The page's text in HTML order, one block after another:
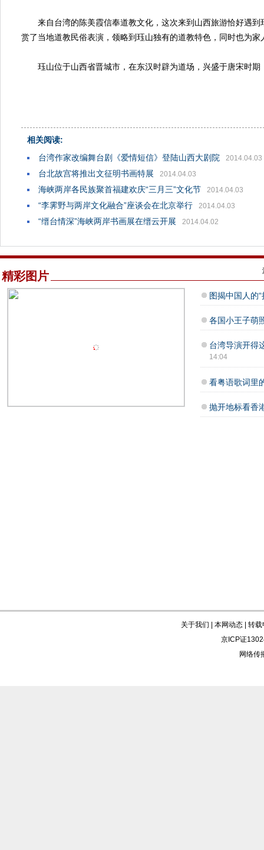
来自台湾的陈美霞信奉道教文化，这次来到山西旅游恰好遇到
赏了当地道教民俗表演，领略到珏山独有的道教特色，同时也为
珏山位于山西省晋城市，在东汉时辟为道场，兴盛于唐宋时期
相关阅读:
台湾作家改编舞台剧《爱情短信》登陆山西大剧院
2014.04.03
台北故宫将推出文征明书画特展 2014.04.03
海峡两岸各民族聚首福建欢庆“三月三”文化节 2014.04.03
“李霁野与两岸文化融合”座谈会在北京举行 2014.04.03
“缙台情深”海峡两岸书画展在缙云开展 2014.04.02
精彩图片
图揭中国人的
各国小王子萌
台湾导演开得
14:04
看粤语歌词里
抛开地标看香
关于我们 本网动态
转载
京ICP证
网络传